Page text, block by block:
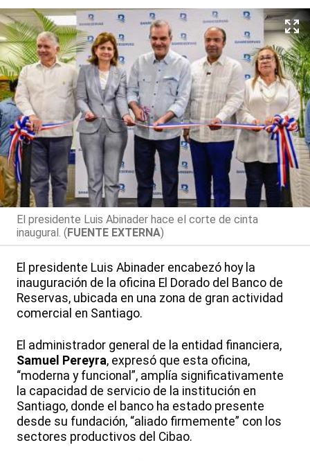
El presidente Luis Abinader hace el corte de cinta
inaugural. (FUENTE EXTERNA)
El presidente Luis Abinader encabezó hoy la
inauguración de la oficina El Dorado del Banco de
Reservas, ubicada en una zona de gran actividad
comercial en Santiago.
El administrador general de la entidad financiera,
Samuel Pereyra, expresó que esta oficina,
“moderna y funcional”, amplía significativamente
la capacidad de servicio de la institución en
Santiago, donde el banco ha estado presente
desde su fundación, “aliado firmemente” con los
sectores productivos del Cibao.